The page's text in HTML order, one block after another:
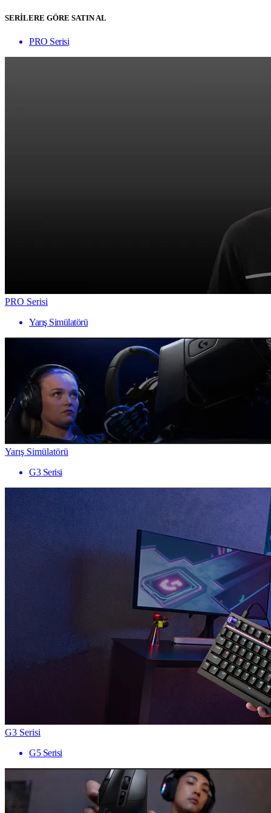
SERİLERE GÖRE SATIN AL
PRO Serisi
PRO Serisi
Yarış Simülatörü
Yarış Simülatörü
G3 Serisi
G3 Serisi
G5 Serisi